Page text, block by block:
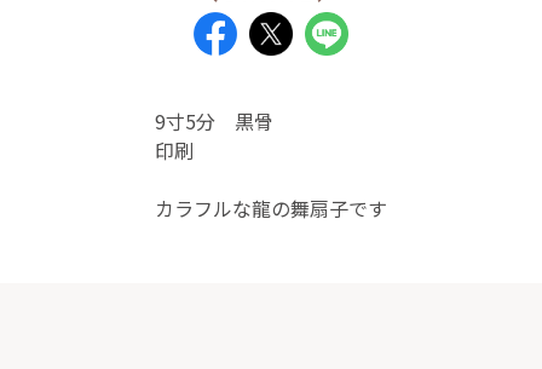
9寸5分 黒骨
印刷
カラフルな龍の舞扇子です